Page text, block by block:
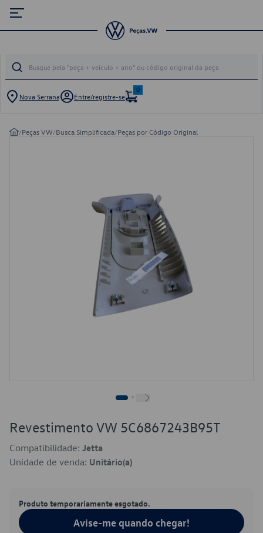
Nova Serrana Entre/registre-se
0
/Peças VW/Busca Simplificada/Peças por Código Original
Revestimento VW 5C6867243B95T
Compatibilidade: Jetta
Unidade de venda: Unitário(a)
Produto temporariamente esgotado.
Avise-me quando chegar!